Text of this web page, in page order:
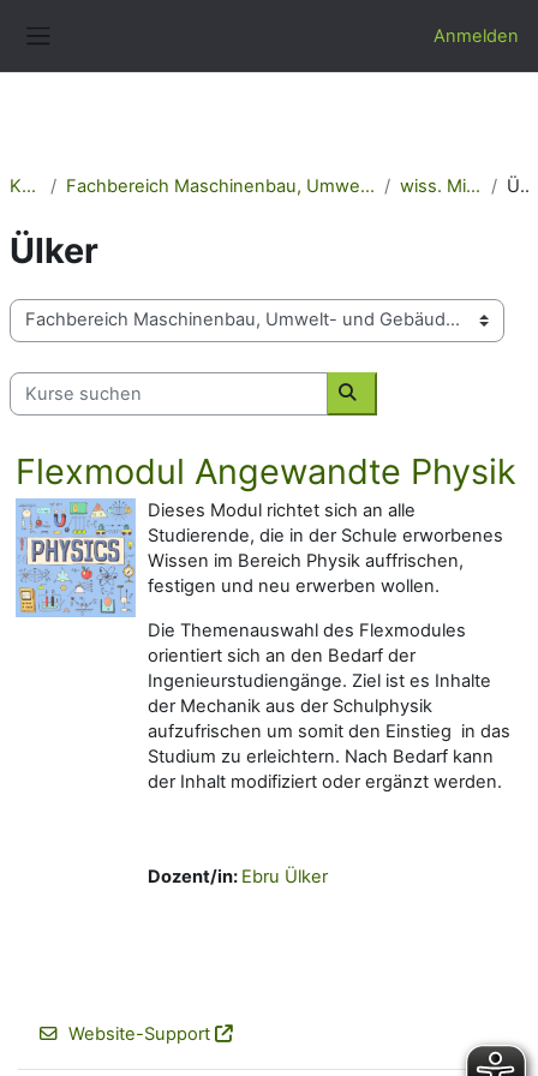
Anmelden
Kurse Fachbereich Maschinenbau, Umwelt- und Gebäudetechnik wiss. Mitarbeiter Ülker
Ülker
Kursbereiche
Kurse suchen
Kurse suchen
Flexmodul Angewandte Physik
Dieses Modul richtet sich an alle
Studierende, die in der Schule erworbenes
Wissen im Bereich Physik auffrischen,
festigen und neu erwerben wollen.
Die Themenauswahl des Flexmodules
orientiert sich an den Bedarf der
Ingenieurstudiengänge. Ziel ist es Inhalte
der Mechanik aus der Schulphysik
aufzufrischen um somit den Einstieg in das
Studium zu erleichtern. Nach Bedarf kann
der Inhalt modifiziert oder ergänzt werden.
Dozent/in: Ebru Ülker
Website-Support